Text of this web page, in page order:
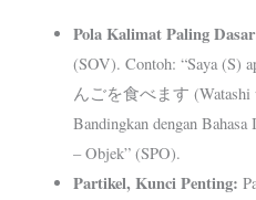
Pola Kalimat Paling
(SOV). Contoh: “Saya (S)
んごを食べます (Watashi
Bandingkan dengan
– Objek” (SPO).
Partikel, Kunci Penting: